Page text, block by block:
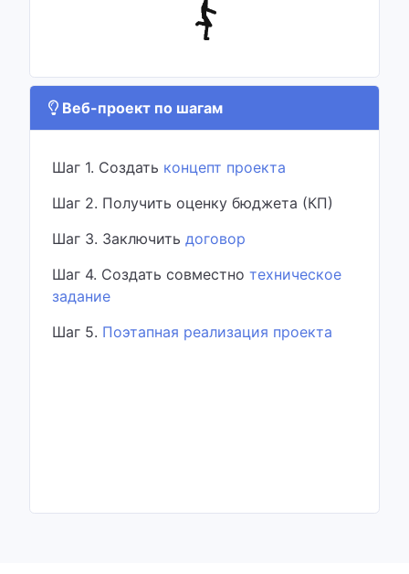
Веб-проект по шагам
Шаг 1. Создать концепт проекта
Шаг 2. Получить оценку бюджета (КП)
Шаг 3. Заключить договор
Шаг 4. Создать совместно техническое
задание
Шаг 5. Поэтапная реализация проекта